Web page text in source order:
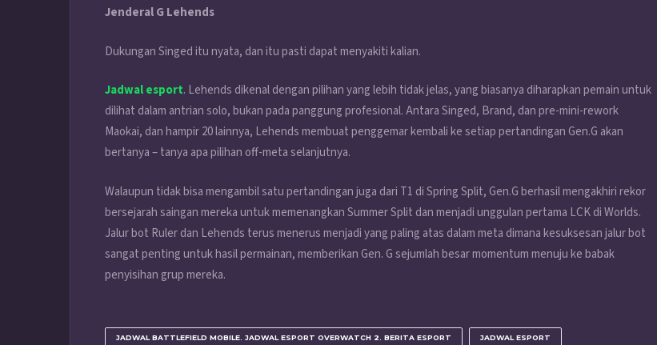
Jenderal G Lehends
Dukungan Singed itu nyata, dan itu pasti dapat menyakiti kalian.
Jadwal esport. Lehends dikenal dengan pilihan yang lebih tidak jelas, yang biasanya diharapkan pemain untuk
dilihat dalam antrian solo, bukan pada panggung profesional. Antara Singed, Brand, dan pre-mini-rework
Maokai, dan hampir 20 lainnya, Lehends membuat penggemar kembali ke setiap pertandingan Gen.G akan
bertanya – tanya apa pilihan off-meta selanjutnya.
Walaupun tidak bisa mengambil satu pertandingan juga dari T1 di Spring Split, Gen.G berhasil mengakhiri rekor
bersejarah saingan mereka untuk memenangkan Summer Split dan menjadi unggulan pertama LCK di Worlds.
Jalur bot Ruler dan Lehends terus menerus menjadi yang paling atas dalam meta dimana kesuksesan jalur bot
sangat penting untuk hasil permainan, memberikan Gen. G sejumlah besar momentum menuju ke babak
penyisihan grup mereka.
JADWAL BATTLEFIELD MOBILE. JADWAL ESPORT OVERWATCH 2. BERITA ESPORT JADWAL ESPORT